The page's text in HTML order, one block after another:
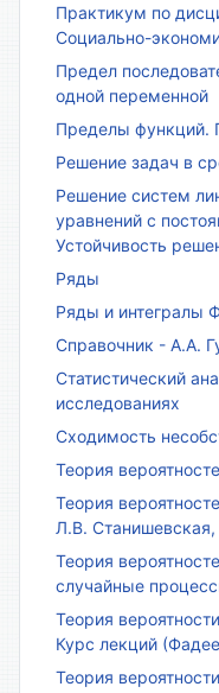
Практикум по
Социально-
Предел
одной переменной
Пределы функций.
Решение задач в
Решение систем
уравнений с
Устойчивость
Ряды
Ряды и интегралы
Справочник - А.А.
Статистический
исследованиях
Сходимость
Теория
Теория
Л.В.
Теория
случайные
Теория
Курс лекций
Теория